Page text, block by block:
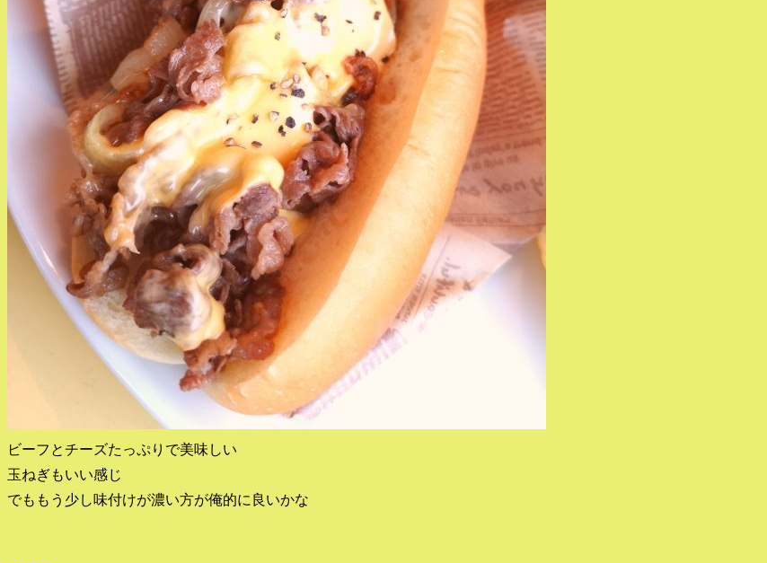
ビーフとチーズたっぷりで美味しい
玉ねぎもいい感じ
でももう少し味付けが濃い方が俺的に良いかな